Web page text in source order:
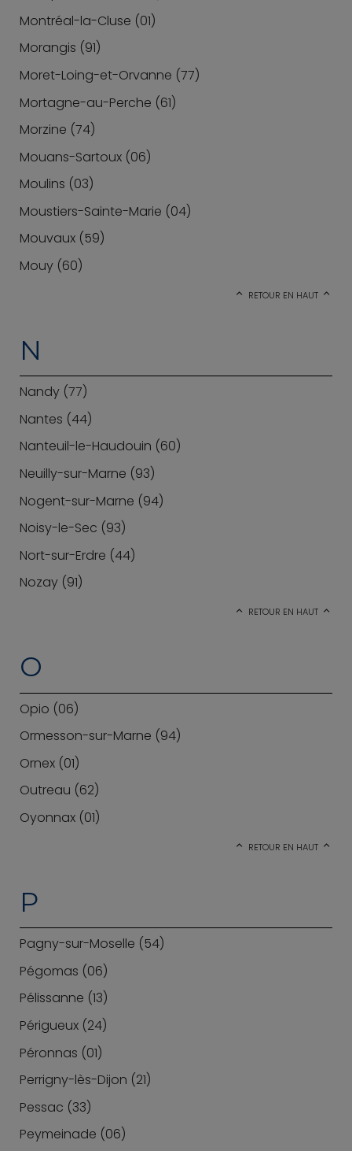
Montréal-la-Cluse (01)
Morangis (91)
Moret-Loing-et-Orvanne (77)
Mortagne-au-Perche (61)
Morzine (74)
Mouans-Sartoux (06)
Moulins (03)
Moustiers-Sainte-Marie (04)
Mouvaux (59)
Mouy (60)
RETOUR EN HAUT
N
Nandy (77)
Nantes (44)
Nanteuil-le-Haudouin (60)
Neuilly-sur-Marne (93)
Nogent-sur-Marne (94)
Noisy-le-Sec (93)
Nort-sur-Erdre (44)
Nozay (91)
RETOUR EN HAUT
O
Opio (06)
Ormesson-sur-Marne (94)
Ornex (01)
Outreau (62)
Oyonnax (01)
RETOUR EN HAUT
P
Pagny-sur-Moselle (54)
Pégomas (06)
Pélissanne (13)
Périgueux (24)
Péronnas (01)
Perrigny-lès-Dijon (21)
Pessac (33)
Peymeinade (06)